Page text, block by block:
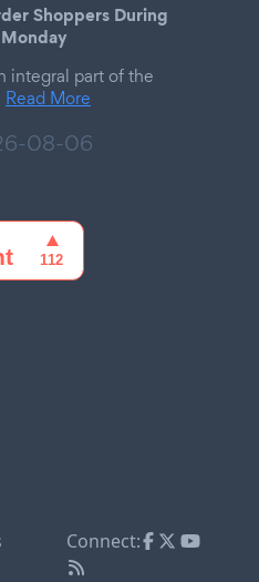
Shoppers During
integral part of the
Read More
08-06
Connect: